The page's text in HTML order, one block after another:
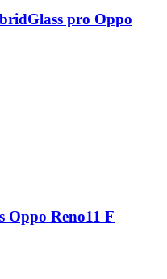
pro Oppo
Oppo Reno11 F